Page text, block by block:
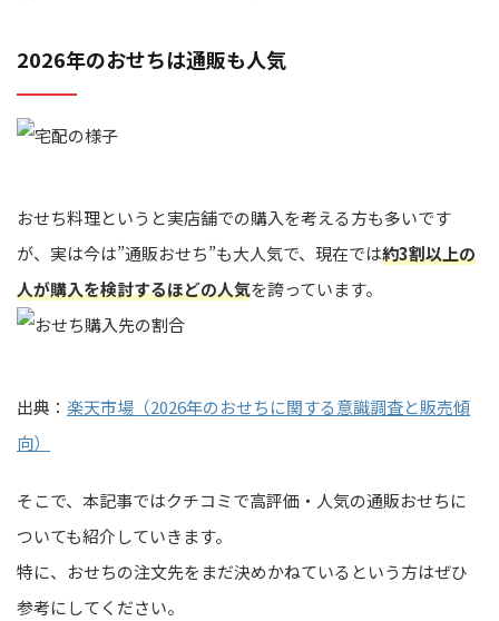
2026年のおせちは通販も人気
おせち料理というと実店舗での購入を考える方も多いです
が、実は今は”通販おせち”も大人気で、現在では約3割以上の
人が購入を検討するほどの人気を誇っています。
出典： 楽天市場（2026年のおせちに関する意識調査と販売傾
向）
そこで、本記事ではクチコミで高評価・人気の通販おせちに
ついても紹介していきます。
特に、おせちの注文先をまだ決めかねているという方はぜひ
参考にしてください。